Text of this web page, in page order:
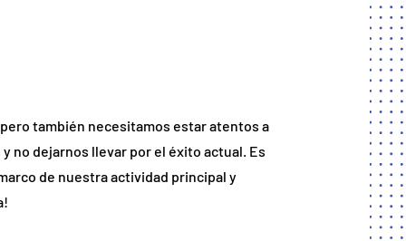
también necesitamos estar atentos a
no dejarnos llevar por el éxito actual. Es
de nuestra actividad principal y